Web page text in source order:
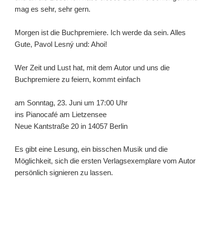
mag es sehr, sehr gern.
Morgen ist die Buchpremiere. Ich werde da sein. Alles
Gute, Pavol Lesný und: Ahoi!
Wer Zeit und Lust hat, mit dem Autor und uns die
Buchpremiere zu feiern, kommt einfach
am Sonntag, 23. Juni um 17:00 Uhr
ins Pianocafé am Lietzensee
Neue Kantstraße 20 in 14057 Berlin
Es gibt eine Lesung, ein bisschen Musik und die
Möglichkeit, sich die ersten Verlagsexemplare vom Autor
persönlich signieren zu lassen.